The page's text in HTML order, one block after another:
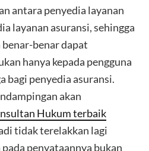
antara penyedia layanan
layanan asuransi, sehingga
benar dapat
hanya kepada pengguna
bagi penyedia asuransi.
akan
Hukum terbaik
tidak terelakkan lagi
penyataannya bukan